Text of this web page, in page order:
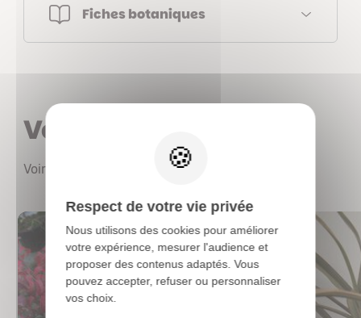
Fiches botaniques
Vous aimerez aussi
Voir les autres produits
Respect de votre vie privée
Nous utilisons des cookies pour améliorer
votre expérience, mesurer l'audience et
proposer des contenus adaptés. Vous
pouvez accepter, refuser ou personnaliser
vos choix.